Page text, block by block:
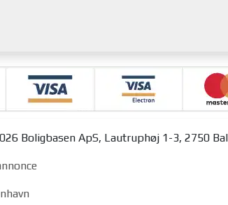
Boligbasen ApS, Lautruphøj 1-3, 2750